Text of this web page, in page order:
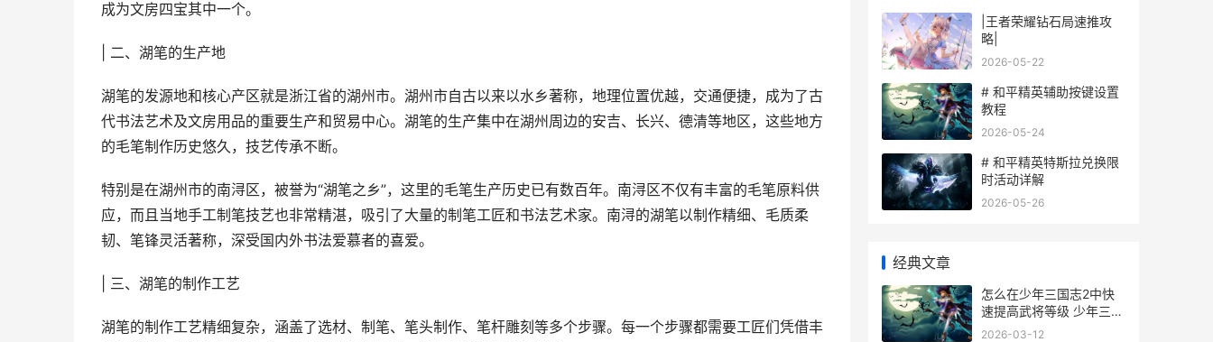
成为文房四宝其中一个。
| 二、湖笔的生产地
湖笔的发源地和核心产区就是浙江省的湖州市。湖州市自古以来以水乡著称，地理位置优越，交通便捷，成为了古
代书法艺术及文房用品的重要生产和贸易中心。湖笔的生产集中在湖州周边的安吉、长兴、德清等地区，这些地方
的毛笔制作历史悠久，技艺传承不断。
特别是在湖州市的南浔区，被誉为“湖笔之乡”，这里的毛笔生产历史已有数百年。南浔区不仅有丰富的毛笔原料供
应，而且当地手工制笔技艺也非常精湛，吸引了大量的制笔工匠和书法艺术家。南浔的湖笔以制作精细、毛质柔
韧、笔锋灵活著称，深受国内外书法爱慕者的喜爱。
| 三、湖笔的制作工艺
湖笔的制作工艺精细复杂，涵盖了选材、制笔、笔头制作、笔杆雕刻等多个步骤。每一个步骤都需要工匠们凭借丰
|王者荣耀钻石局速推攻
略|
2026-05-22
# 和平精英辅助按键设置
教程
2026-05-24
# 和平精英特斯拉兑换限
时活动详解
2026-05-26
经典文章
怎么在少年三国志2中快
速提高武将等级 少年三国
怎么玩
2026-03-12